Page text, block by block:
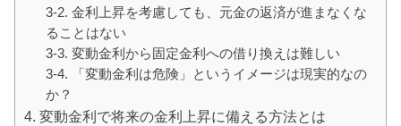
3-2. 金利上昇を考慮しても、元金の返済が進まなくな
ることはない
3-3. 変動金利から固定金利への借り換えは難しい
3-4. 「変動金利は危険」というイメージは現実的なの
か？
4. 変動金利で将来の金利上昇に備える方法とは